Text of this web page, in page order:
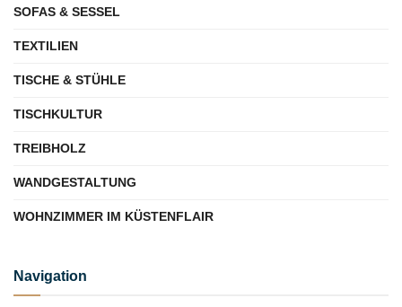
SOFAS & SESSEL
TEXTILIEN
TISCHE & STÜHLE
TISCHKULTUR
TREIBHOLZ
WANDGESTALTUNG
WOHNZIMMER IM KÜSTENFLAIR
Navigation